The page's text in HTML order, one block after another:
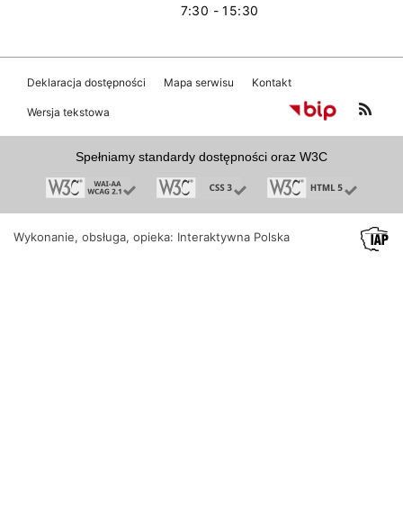
7:30 - 15:30
Deklaracja dostępności Mapa serwisu Kontakt
Wersja tekstowa
Spełniamy standardy dostępności oraz W3C
Wykonanie, obsługa, opieka: Interaktywna Polska